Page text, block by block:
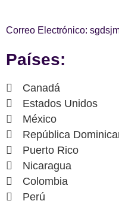
Correo Electrónico:
Países:
Canadá
Estados Unidos
México
República
Puerto Rico
Nicaragua
Colombia
Perú